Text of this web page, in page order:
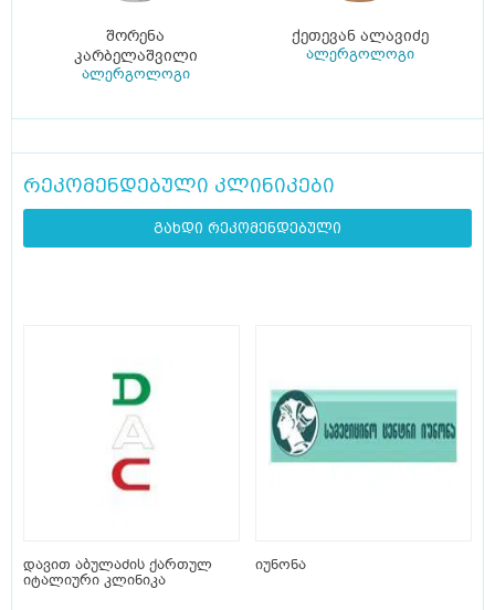
შორენა
კარბელაშვილი
ალერგოლოგი
ქეთევან ალავიძე
ალერგოლოგი
რეკომენდებული კლინიკები
გახდი რეკომენდებული
დავით აბულაძის ქართულ
იტალიური კლინიკა
იუნონა